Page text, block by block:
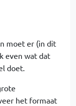
moet er (in dit
even wat dat
doet.
het formaat